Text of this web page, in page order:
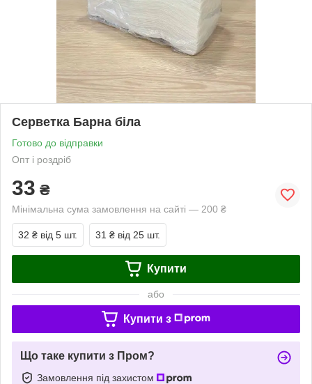
Серветка Барна біла
Готово до відправки
Опт і роздріб
33 ₴
Мінімальна сума замовлення на сайті — 200 ₴
32 ₴ від 5 шт. 31 ₴ від 25 шт.
Купити
або
Купити з
Що таке купити з Пром?
Замовлення під захистом